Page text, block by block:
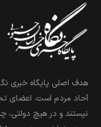
هدف اصلی پایگاه خبری
آحاد مردم است. اعضای
نیستند و در هیچ دولتی،